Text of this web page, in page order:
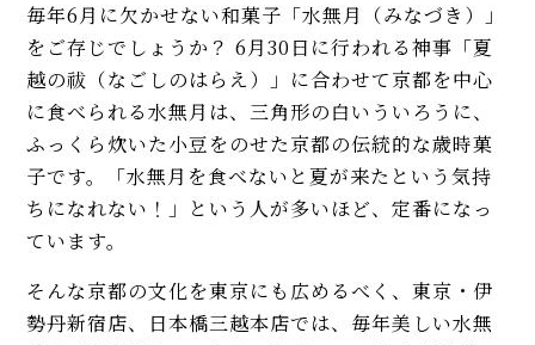
毎年6月に欠かせない和菓子「水無月（みなづき）」
をご存じでしょうか？ 6月30日に行われる神事「夏
越の祓（なごしのはらえ）」に合わせて京都を中心
に食べられる水無月は、三角形の白いういろうに、
ふっくら炊いた小豆をのせた京都の伝統的な歳時菓
子です。「水無月を食べないと夏が来たという気持
ちになれない！」という人が多いほど、定番になっ
ています。
そんな京都の文化を東京にも広めるべく、東京・伊
勢丹新宿店、日本橋三越本店では、毎年美しい水無